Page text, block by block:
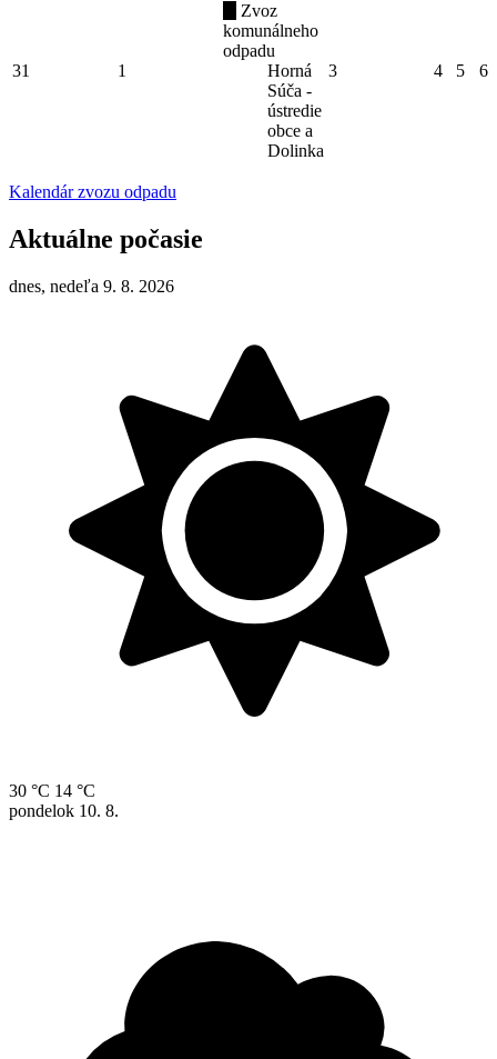
31 1
Zvoz
komunálneho
odpadu
Horná
Súča -
ústredie
obce a
Dolinka
3 4 5 6
Kalendár zvozu odpadu
Aktuálne počasie
dnes, nedeľa 9. 8. 2026
30 °C 14 °C
pondelok 10. 8.